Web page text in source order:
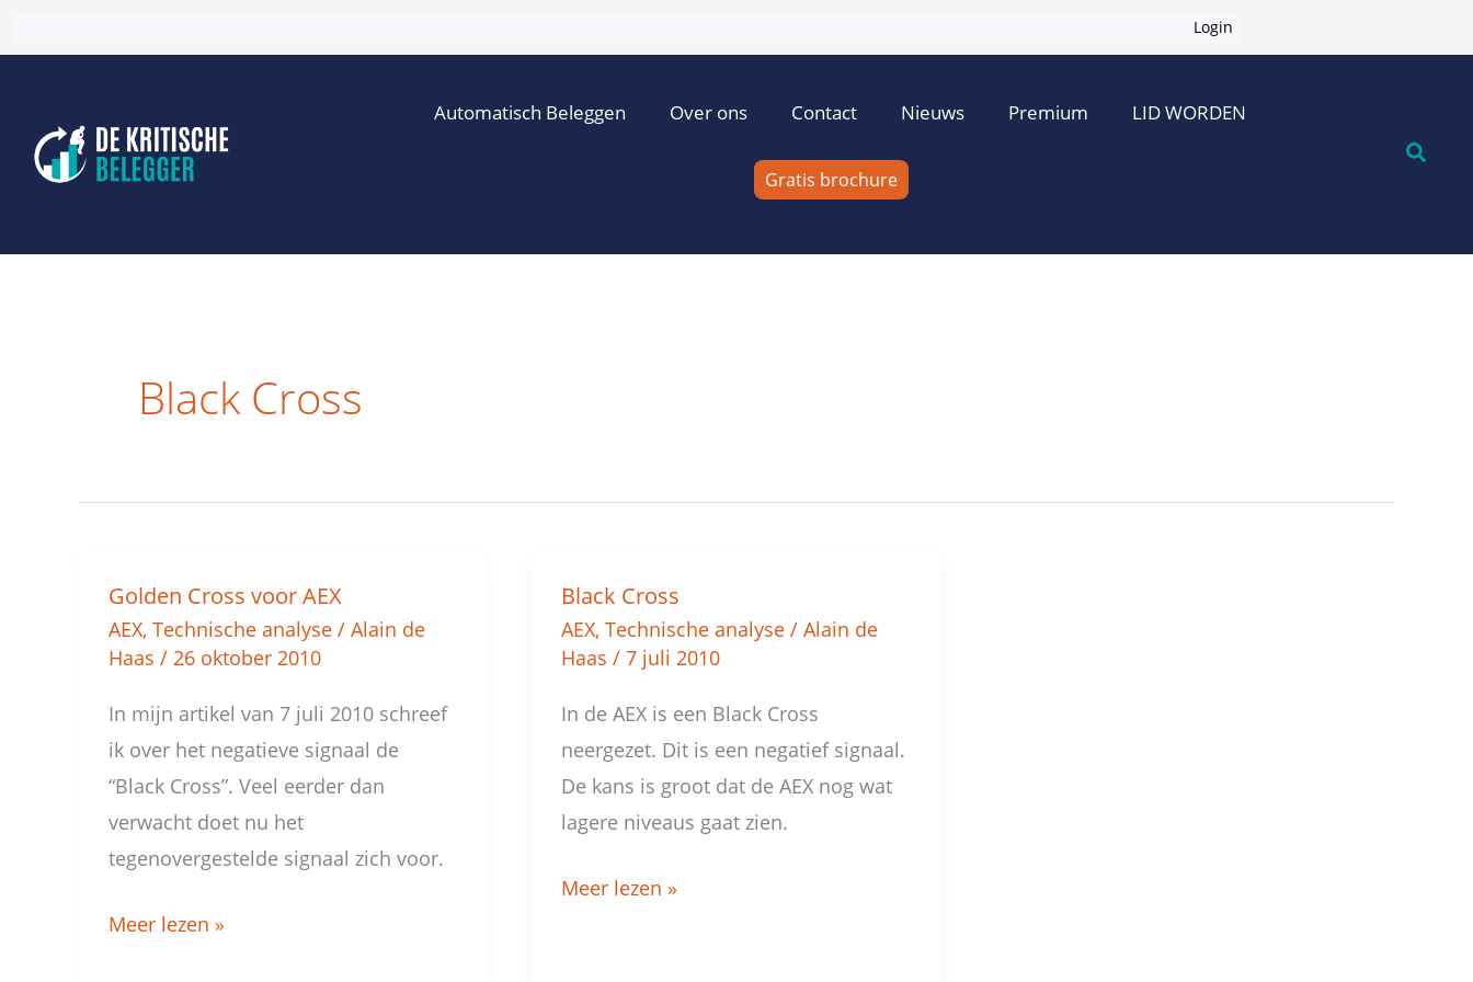
naar
inhoud
Login
Automatisch Beleggen Over ons Contact Nieuws Premium LID WORDEN
Gratis brochure
Black Cross
Golden Cross voor AEX
AEX, Technische analyse / Alain de
Haas / 26 oktober 2010
In mijn artikel van 7 juli 2010 schreef
ik over het negatieve signaal de
“Black Cross”. Veel eerder dan
verwacht doet nu het
tegenovergestelde signaal zich voor.
Golden
Cross
voor
AEX
Meer lezen »
Black Cross
AEX,Technische analyse /Alain de
Haas/7 juli 2010
In de AEX is een Black Cross
neergezet. Dit is een negatief signaal.
De kans is groot dat de AEX nog wat
lagere niveaus gaat zien.
Black
Cross
Meer lezen »